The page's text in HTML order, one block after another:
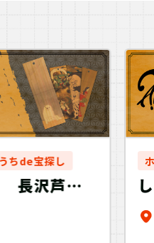
ちde宝探し
長沢芦雪
風」-Art